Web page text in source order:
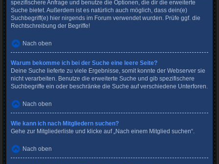
spezifischere Anfrage und benutze die Optionen, die dir die erweiterte
Suche bietet. Außerdem ist es natürlich auch möglich, dass dein(e)
Suchbegriff(e) hier nirgends im Forum verwendet wurden. Prüfe ggf. die
Rechtschreibung der Begriffe!
Nach oben
Warum bekomme ich bei der Suche eine leere Seite?
Deine Suche lieferte zu viele Ergebnisse, somit konnte der Webserver sie
nicht verarbeiten. Benutze die erweiterte Suche und gib spezifischere
Suchbegriffe ein oder beschränke die Suche auf verschiedene Unterforen.
Nach oben
Wie kann ich nach Mitgliedern suchen?
Gehe zur Mitgliederliste und klicke auf „Nach einem Mitglied suchen“.
Nach oben